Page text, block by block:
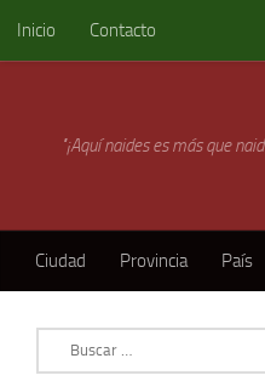
Skip to content
Inicio Contacto
"¡Aquí naides es más que
Ciudad Provincia País